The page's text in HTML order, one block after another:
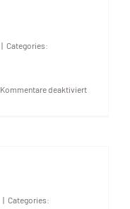
| Categories:
Kommentare deaktiviertfür
| Categories: